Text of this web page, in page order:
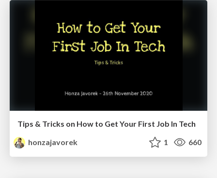
Tips & Tricks on How to Get Your First Job In Tech
honzajavorek
1 660